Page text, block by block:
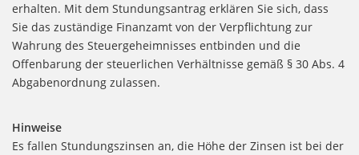
erhalten. Mit dem Stundungsantrag erklären Sie sich, dass
Sie das zuständige Finanzamt von der Verpflichtung zur
Wahrung des Steuergeheimnisses entbinden und die
Offenbarung der steuerlichen Verhältnisse gemäß § 30 Abs. 4
Abgabenordnung zulassen.
Hinweise
Es fallen Stundungszinsen an, die Höhe der Zinsen ist bei der